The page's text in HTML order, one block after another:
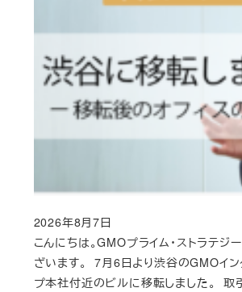
こんにちは。GMOプライム・ストラテジ
ざいます。 7月6日より渋谷のGMOイン
プ本社付近のビルに移転しました。 取
Published
2026年8月7日